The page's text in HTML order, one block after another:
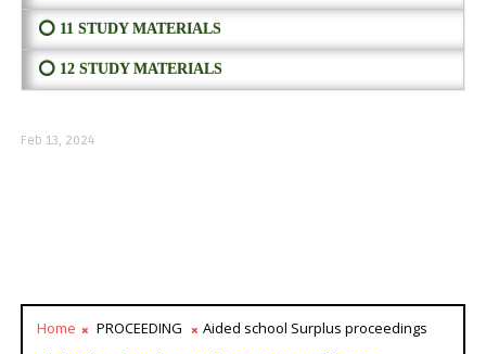
⭕ 11 STUDY MATERIALS
⭕ 12 STUDY MATERIALS
Feb 13, 2024
Home PROCEEDING Aided school Surplus proceedings